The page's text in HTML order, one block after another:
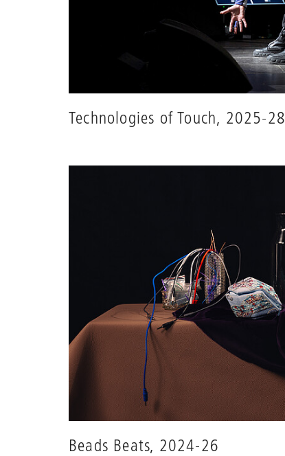
Technologies of Touch, 2025-28
Beads Beats, 2024-26